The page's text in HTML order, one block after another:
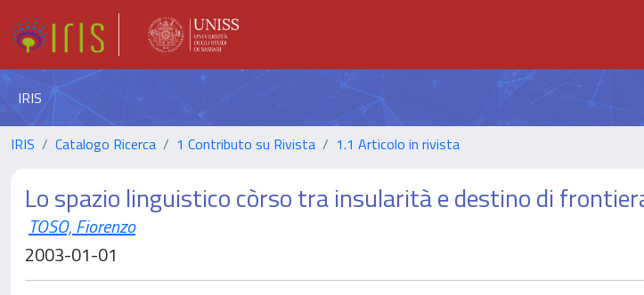
IRIS
IRIS Catalogo Ricerca 1 Contributo su Rivista 1.1 Articolo in rivista
Lo spazio linguistico còrso tra insularità e destino di
TOSO, Fiorenzo
2003-01-01